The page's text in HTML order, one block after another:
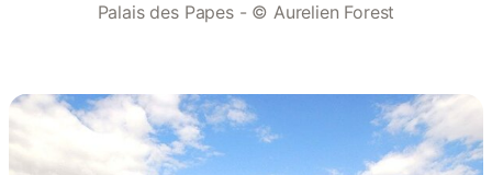
Palais des Papes - © Aurelien Forest